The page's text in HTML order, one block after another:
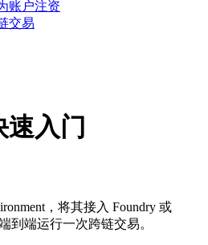
账户注资
交易
入门
，将其接入 Foundry 或
到端运行一次跨链交易。